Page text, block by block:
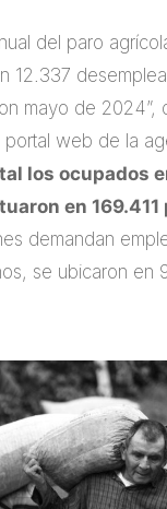
del paro
12.337
mayo de 2024”,
web de la
los ocupados
en 169.411
demandan
se ubicaron en